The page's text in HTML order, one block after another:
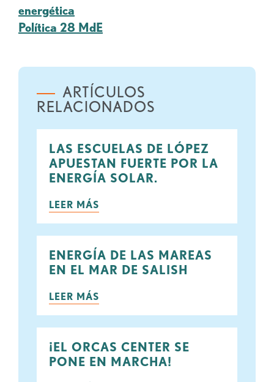
energética
Política 28 MdE
ARTÍCULOS
RELACIONADOS
LAS ESCUELAS DE LÓPEZ
APUESTAN FUERTE POR LA
ENERGÍA SOLAR.
LEER MÁS
ENERGÍA DE LAS MAREAS
EN EL MAR DE SALISH
LEER MÁS
¡EL ORCAS CENTER SE
PONE EN MARCHA!